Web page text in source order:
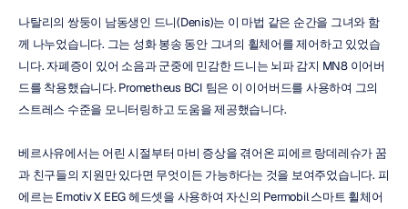
나탈리의 쌍둥이 남동생인 드니(Denis)는 이 마법 같은 순간을 그녀와 함
께 나누었습니다. 그는 성화 봉송 동안 그녀의 휠체어를 제어하고 있었습
니다. 자폐증이 있어 소음과 군중에 민감한 드니는 뇌파 감지 MN8 이어버
드를 착용했습니다. Prometheus BCI 팀은 이 이어버드를 사용하여 그의
스트레스 수준을 모니터링하고 도움을 제공했습니다.
베르사유에서는 어린 시절부터 마비 증상을 겪어온 피에르 랑데레슈가 꿈
과 친구들의 지원만 있다면 무엇이든 가능하다는 것을 보여주었습니다. 피
에르는 Emotiv X EEG 헤드셋을 사용하여 자신의 Permobil 스마트 휠체어